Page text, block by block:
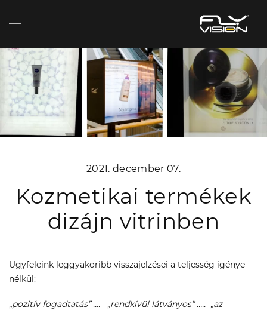
2021. december 07.
Kozmetikai termékek
dizájn vitrinben
Ügyfeleink leggyakoribb visszajelzései a teljesség igénye
nélkül:
„pozitív fogadtatás” …. „rendkívül látványos” ….. „az